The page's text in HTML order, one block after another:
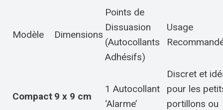
Modèle Dimensions
Points de
Dissuasion
(Autocollants
Adhésifs)
Usage
Compact 9 x 9 cm
1 Autocollant
‘Alarme’
Discret et
pour les
portillons ou